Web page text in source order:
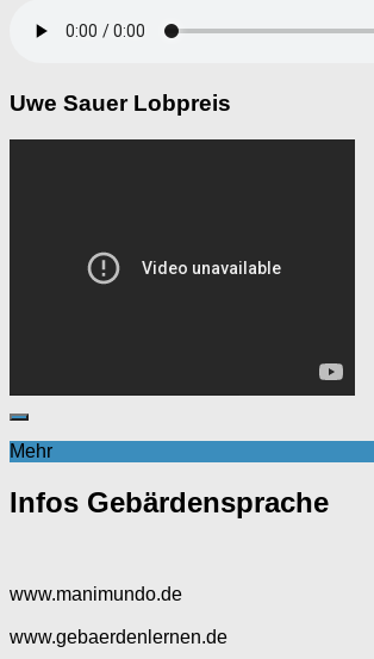
Uwe Sauer Lobpreis
Mehr
Infos Gebärdensprache
www.manimundo.de
www.gebaerdenlernen.de